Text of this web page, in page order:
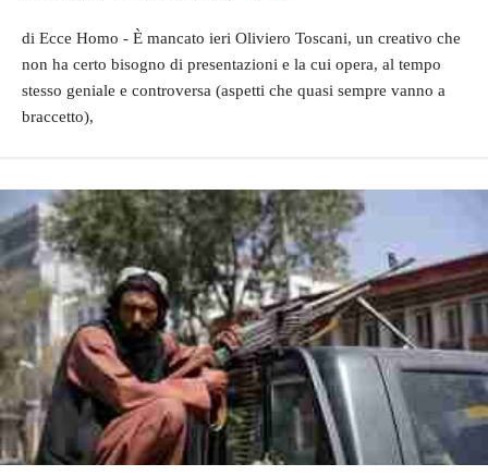
di Ecce Homo - È mancato ieri Oliviero Toscani, un creativo che
non ha certo bisogno di presentazioni e la cui opera, al tempo
stesso geniale e controversa (aspetti che quasi sempre vanno a
braccetto),